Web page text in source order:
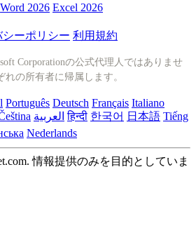
Word 2026 Excel 2026
シーポリシー 利用規約
Corporationの公式代理人ではありませ
の所有者に帰属します。
Português Deutsch Français Italiano
العربية हिन्दी 한국어 日本語 Tiếng
Nederlands
情報提供のみを目的としていま